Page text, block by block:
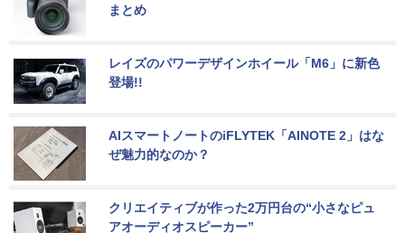
まとめ
レイズのパワーデザインホイール「M6」に新色
登場!!
AIスマートノートのiFLYTEK「AINOTE 2」はな
ぜ魅力的なのか？
クリエイティブが作った2万円台の“小さなピュ
アオーディオスピーカー”